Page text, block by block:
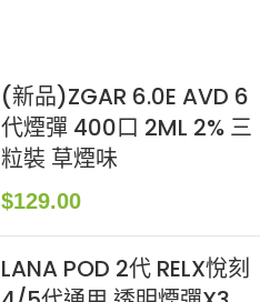
(新品)ZGAR 6.0E AVD 6
代煙彈 400口 2ML 2% 三
粒裝 草煙味
$129.00
LANA POD 2代 RELX悅刻